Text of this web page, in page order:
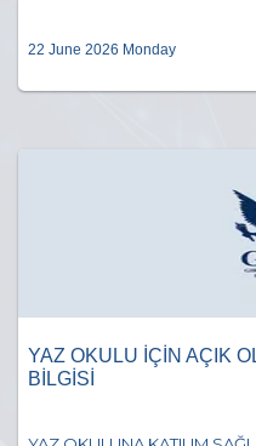
22 June 2026 Monday
YAZ OKULU İÇİN AÇIK
BİLGİSİ